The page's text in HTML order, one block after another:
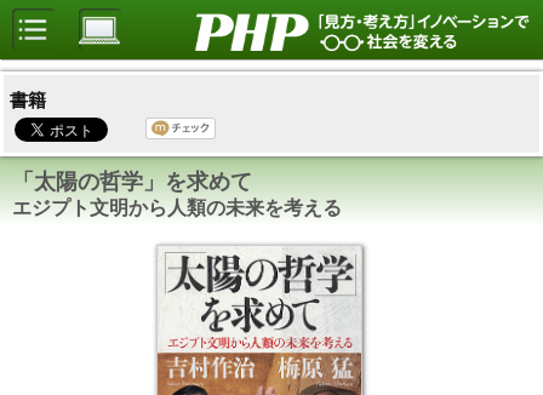
書籍
「太陽の哲学」を求めて
エジプト文明から人類の未来を考える